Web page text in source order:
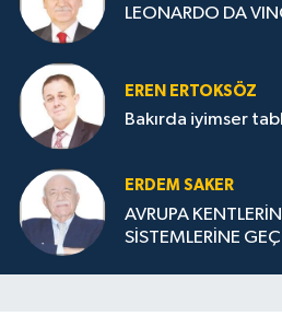
LEONARDO DA
EREN ERTOKSÖZ
Bakırda iyimser
ERDEM SAKER
AVRUPA
SİSTEMLERİNE